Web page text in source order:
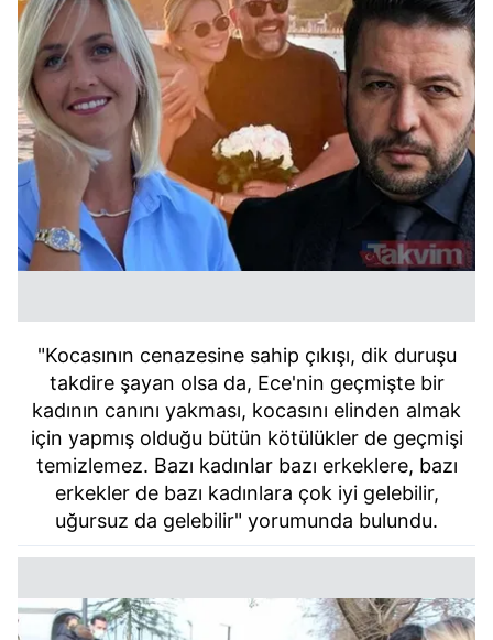
"Kocasının cenazesine sahip çıkışı, dik duruşu
takdire şayan olsa da, Ece'nin geçmişte bir
kadının canını yakması, kocasını elinden almak
için yapmış olduğu bütün kötülükler de geçmişi
temizlemez. Bazı kadınlar bazı erkeklere, bazı
erkekler de bazı kadınlara çok iyi gelebilir,
uğursuz da gelebilir" yorumunda bulundu.